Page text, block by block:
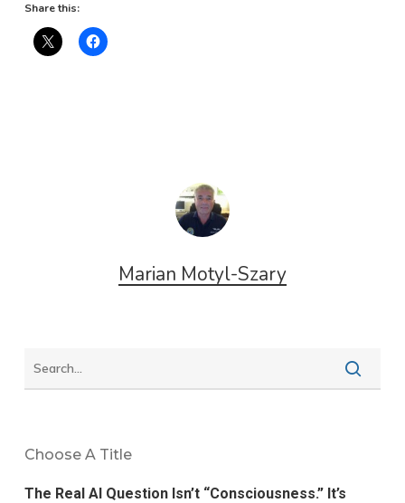
Share this:
Marian Motyl-Szary
Choose A Title
The Real AI Question Isn’t “Consciousness.” It’s